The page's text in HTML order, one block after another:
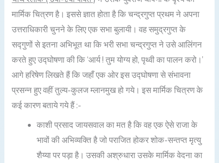
मार्मिक चित्रण है। इससे ज्ञात होता है कि चन्द्रगुप्त प्रथम ने अपना
उत्तराधिकारी चुनने के लिए एक सभा बुलायी। वह समुद्रगुप्त के
सद्गुणों से इतना अभिभूत था कि भरी सभा चन्द्रगुप्त ने उसे आलिंगन
करते हुए उद्घोषणा की कि ‘आर्य ! तुम योग्य हो, पृथ्वी का पालन करो।’
आगे हरिषेण लिखते हैं कि जहाँ एक ओर इस उद्घोषणा से संभावना
प्रसन्न हुए वहीं तुल्य-कुलज म्लानमुख हो गये। इस मार्मिक चित्रण के
कई कारण बताये गये हैं :-
काशी प्रसाद जायसवाल का मत है कि वह एक ऐसे राजा के
भावों की अभिव्यक्ति है जो पराजित होकर शोक-सन्तप्त मृत्यु
शैय्या पर पड़ा है। उसकी अश्रुधारा उसके मार्मिक वेदना का